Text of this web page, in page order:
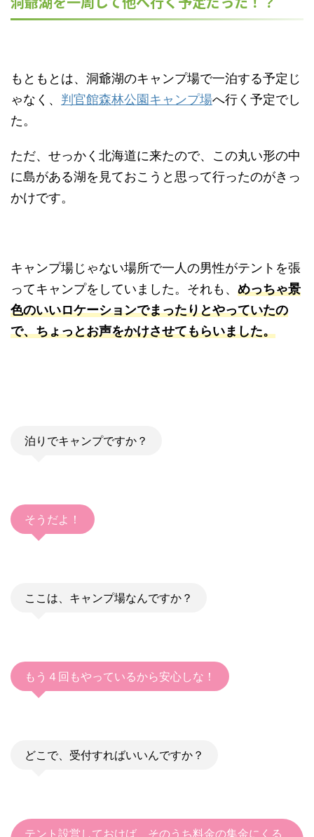
もともとは、洞爺湖のキャンプ場で一泊する予定じ
ゃなく、 判官館森林公園キャンプ場へ行く予定でし
た。
ただ、せっかく北海道に来たので、この丸い形の中
に島がある湖を見ておこうと思って行ったのがきっ
かけです。
キャンプ場じゃない場所で一人の男性がテントを張
ってキャンプをしていました。それも、 めっちゃ景
色のいいロケーションでまったりとやっていたの
で、ちょっとお声をかけさせてもらいました。
泊りでキャンプですか？
そうだよ！
ここは、キャンプ場なんですか？
もう４回もやっているから安心しな！
どこで、受付すればいいんですか？
テント設営しておけば、そのうち料金の集金にくる